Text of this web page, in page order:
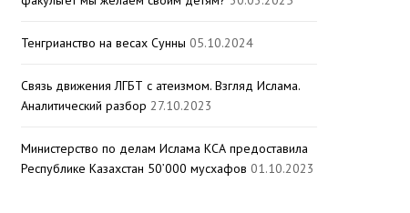
Тенгрианство на весах Сунны 05.10.2024
Связь движения ЛГБТ с атеизмом. Взгляд Ислама.
Аналитический разбор 27.10.2023
Министерство по делам Ислама КСА предоставила
Республике Казахстан 50’000 мусхафов 01.10.2023